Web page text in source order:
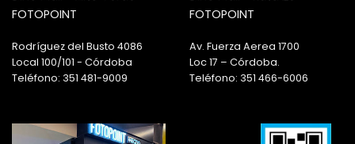
FOTOPOINT
Rodríguez del Busto 4086
Local 100/101 - Córdoba
Teléfono: 351 481-9009
FOTOPOINT
Av. Fuerza Aerea 1700
Loc 17 – Córdoba.
Teléfono: 351 466-6006